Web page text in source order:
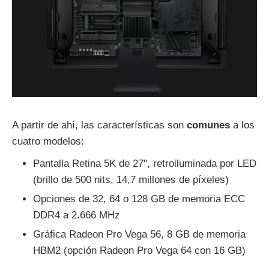
A partir de ahí, las características son comunes a los
cuatro modelos:
Pantalla Retina 5K de 27", retroiluminada por LED
(brillo de 500 nits, 14,7 millones de píxeles)
Opciones de 32, 64 o 128 GB de memoria ECC
DDR4 a 2.666 MHz
Gráfica Radeon Pro Vega 56, 8 GB de memoria
HBM2 (opción Radeon Pro Vega 64 con 16 GB)